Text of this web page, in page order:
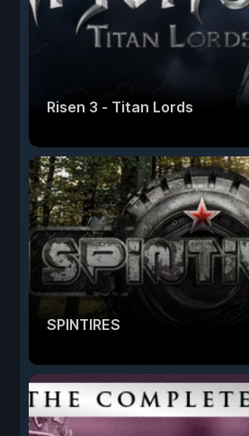
Risen 3 - Titan Lords
SPINTIRES